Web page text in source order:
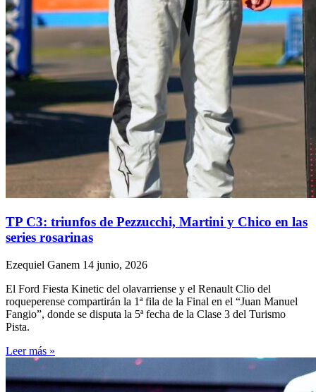
TP C3: triunfos de Pezzucchi, Martini y Chico en las
series rosarinas
Ezequiel Ganem 14 junio, 2026
El Ford Fiesta Kinetic del olavarriense y el Renault Clio del
roqueperense compartirán la 1ª fila de la Final en el “Juan Manuel
Fangio”, donde se disputa la 5ª fecha de la Clase 3 del Turismo
Pista.
Leer más »